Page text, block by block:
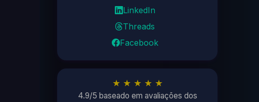
LinkedIn
Threads
Facebook
★ ★ ★ ★ ★
4.9/5 baseado em avaliações dos